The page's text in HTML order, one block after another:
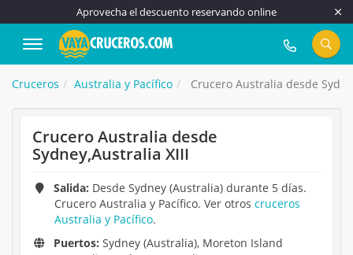
Aprovecha el descuento reservando online
917 815 555
Cruceros Australia y Pacífico Crucero Australia desde
Crucero Australia desde
Sydney,Australia XIII
Salida: Desde Sydney (Australia) durante 5 días.
Crucero Australia y Pacífico. Ver otros cruceros
Australia y Pacífico.
Puertos: Sydney (Australia), Moreton Island